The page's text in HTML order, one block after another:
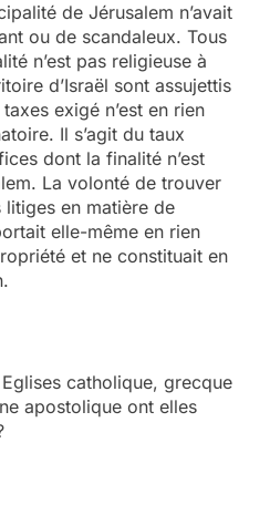
de Jérusalem n’avait
ou de scandaleux. Tous
n’est pas religieuse à
d’Israël sont assujettis
exigé n’est en rien
Il s’agit du taux
dont la finalité n’est
La volonté de trouver
en matière de
elle-même en rien
et ne constituait en
catholique, grecque
apostolique ont elles